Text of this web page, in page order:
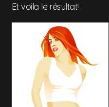
Et voila le résultat!